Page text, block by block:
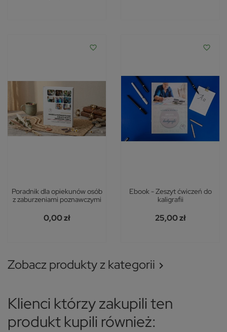
Poradnik dla opiekunów osób
z zaburzeniami poznawczymi
0,00 zł
favorite_border
Ebook - Zeszyt ćwiczeń do
kaligrafii
25,00 zł
favorite_border
Zobacz produkty z kategorii 
Klienci którzy zakupili ten
produkt kupili również: